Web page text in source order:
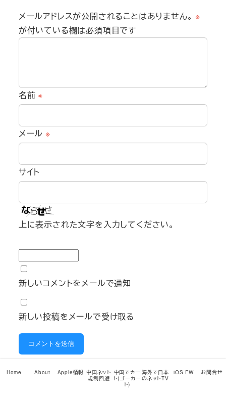
メールアドレスが公開されることはありません。 ※
が付いている欄は必須項目です
名前※
メール ※
サイト
上に表示された文字を入力してください。
新しいコメントをメールで通知
新しい投稿をメールで受け取る
このサイトはスパムを低減するために Akismet を
コメントデータの処理方法の詳細は
Home About Apple情報 中国ネット
規制回避
中国でカー
ト(ゴーカー
ト)
海外で日本
のネットTV
iOS FW お問合せ